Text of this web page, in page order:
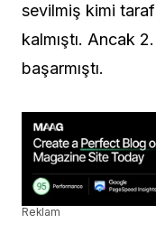
sevilmiş kimi
kalmıştı. Ancak
başarmıştı.
Reklam